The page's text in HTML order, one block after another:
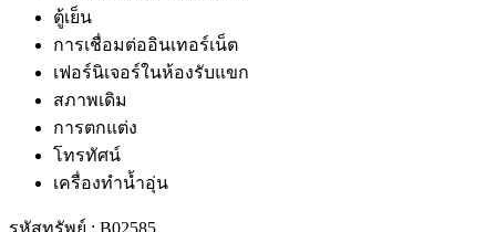
ตู้เย็น
การเชื่อมต่ออินเทอร์เน็ต
เฟอร์นิเจอร์ในห้องรับแขก
สภาพเดิม
การตกแต่ง
โทรทัศน์
เครื่องทำน้ำอุ่น
รหัสทรัพย์ : B02585